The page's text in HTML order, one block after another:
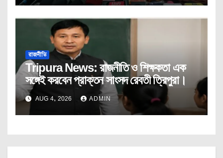
রাজনীতি
Tripura News: রাজনীতি ও শিক্ষকতা এক
সঙ্গেই করবেন প্রাক্তন সাংসদ রেবতী ত্রিপুরা।
AUG 4, 2026 ADMIN